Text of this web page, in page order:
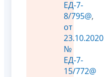
ЕД-7-
8/795@,
от
23.10.2020
№
ЕД-7-
15/772@